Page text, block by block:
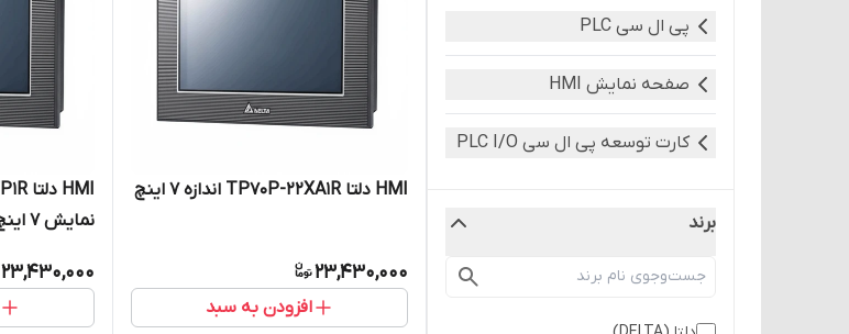
پی ال سی PLC
صفحه نمایش HMI
کارت توسعه پی ال سی PLC I/O
برند
HMI دلتا TP70P-22XA1R اندازه 7 اینچ
23,430,000
افزودن به سبد
نمایش 7 اینچ
23,430,000